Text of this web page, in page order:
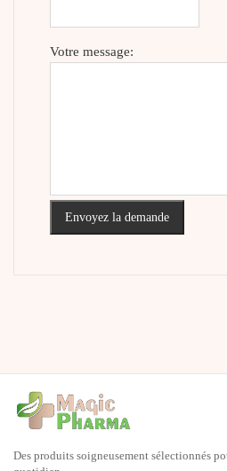
Votre message:
Envoyez la demande
Des produits soigneusement sélectionnés